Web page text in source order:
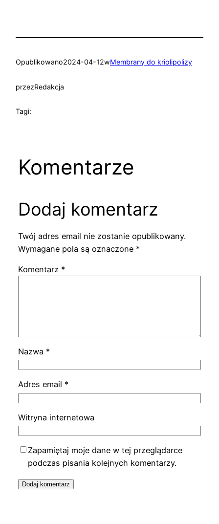
Opublikowano2024-04-12wMembrany do kriolipolizy
przezRedakcja
Tagi:
Komentarze
Dodaj komentarz
Twój adres email nie zostanie opublikowany.
Wymagane pola są oznaczone *
Komentarz *
Nazwa *
Adres email *
Witryna internetowa
Zapamiętaj moje dane w tej przeglądarce
podczas pisania kolejnych komentarzy.